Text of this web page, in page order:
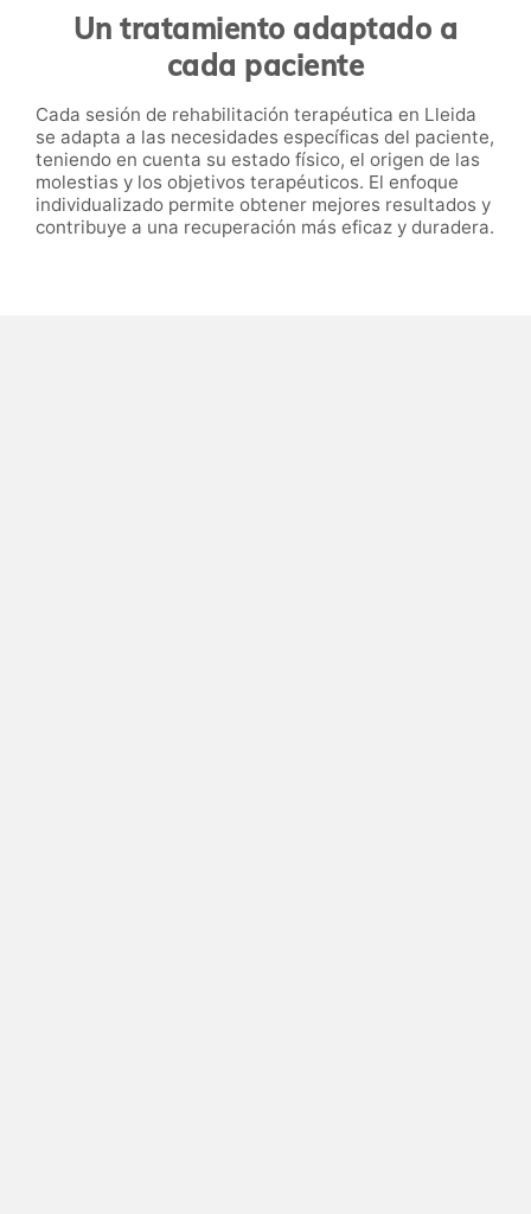
Un tratamiento adaptado a
cada paciente
Cada sesión de rehabilitación terapéutica en Lleida
se adapta a las necesidades específicas del paciente,
teniendo en cuenta su estado físico, el origen de las
molestias y los objetivos terapéuticos. El enfoque
individualizado permite obtener mejores resultados y
contribuye a una recuperación más eficaz y duradera.